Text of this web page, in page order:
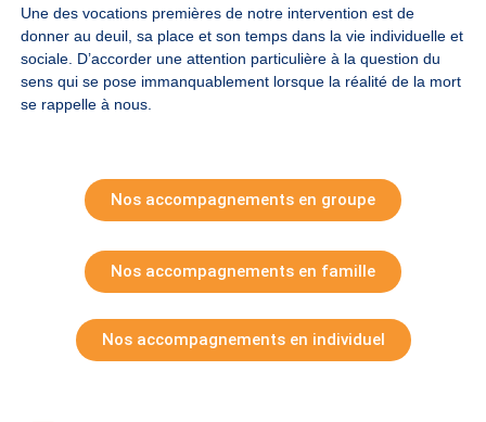
Une des vocations premières de notre intervention est de
donner au deuil, sa place et son temps dans la vie individuelle et
sociale. D’accorder une attention particulière à la question du
sens qui se pose immanquablement lorsque la réalité de la mort
se rappelle à nous.
Nos accompagnements en groupe
Nos accompagnements en famille
Nos accompagnements en individuel